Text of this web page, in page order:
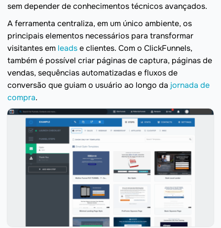
sem depender de conhecimentos técnicos avançados.
A ferramenta centraliza, em um único ambiente, os
principais elementos necessários para transformar
visitantes em leadse clientes. Com o ClickFunnels,
também é possível criar páginas de captura, páginas de
vendas, sequências automatizadas e fluxos de
conversão que guiam o usuário ao longo da jornada de
compra.